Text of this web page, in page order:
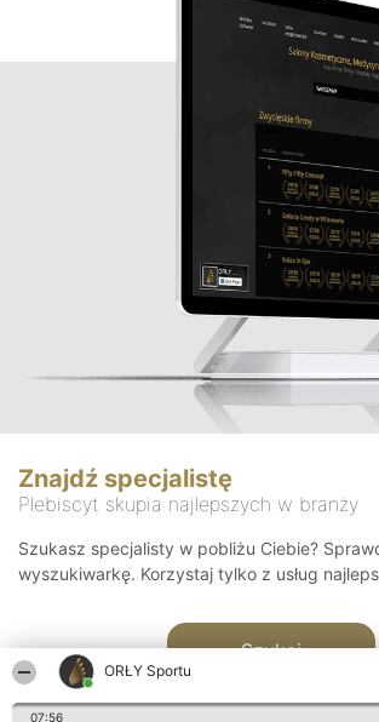
ORŁY Sportu
07:56
Znajdź specjalistę
Plebiscyt skupia najlepszych w branży
Szukasz specjalisty w pobliżu Ciebie?
wyszukiwarkę. Korzystaj tylko z usług
Szukaj